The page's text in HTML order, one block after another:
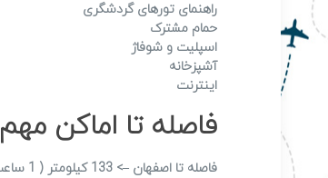
راهنمای تورهای گردشگری
حمام مشترک
اسپلیت و شوفاژ
آشپزخانه
اینترنت
فاصله تا اماکن مهم
فاصله تا اصفهان –> 133 کیلومتر ( 1 ساعت و 27 دقیقه )